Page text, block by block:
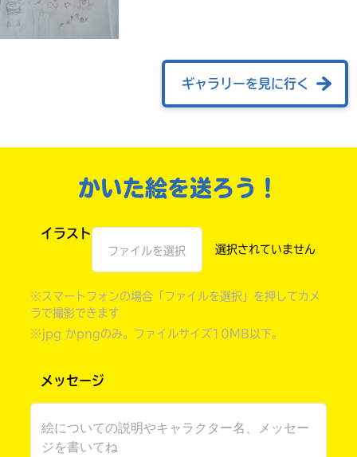
ギャラリー
ギャラリーを見に行く
かいた絵を送ろう！
イラスト
ファイルを選択
※スマートフォンの場合「ファイルを選択」を押してカメ
ラで撮影できます
※jpg かpngのみ。ファイルサイズ10MB以下。
メッセージ